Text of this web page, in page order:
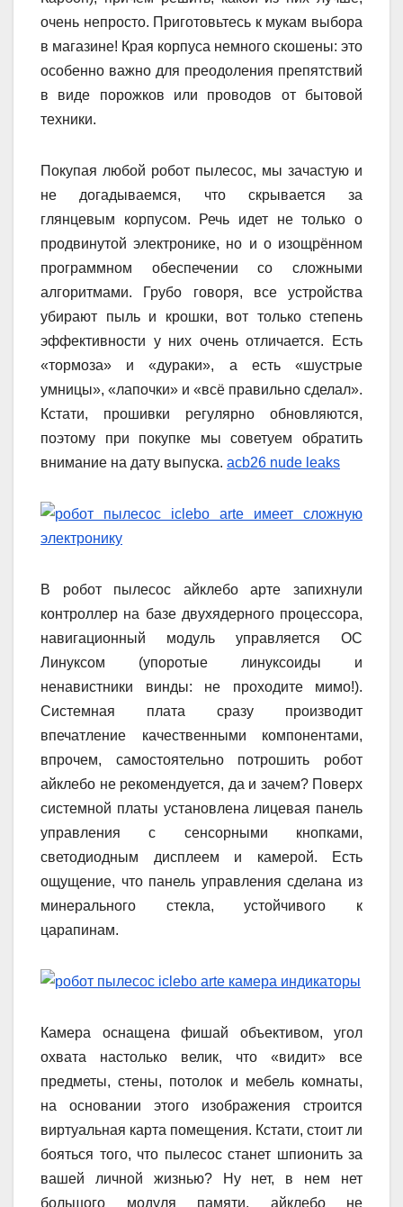
очень непросто. Приготовьтесь к мукам выбора
в магазине! Края корпуса немного скошены: это
особенно важно для преодоления препятствий
в виде порожков или проводов от бытовой
техники.
Покупая любой робот пылесос, мы зачастую и
не догадываемся, что скрывается за
глянцевым корпусом. Речь идет не только о
продвинутой электронике, но и о изощрённом
программном обеспечении со сложными
алгоритмами. Грубо говоря, все устройства
убирают пыль и крошки, вот только степень
эффективности у них очень отличается. Есть
«тормоза» и «дураки», а есть «шустрые
умницы», «лапочки» и «всё правильно сделал».
Кстати, прошивки регулярно обновляются,
поэтому при покупке мы советуем обратить
внимание на дату выпуска. acb26 nude leaks
В робот пылесос айклебо арте запихнули
контроллер на базе двухядерного процессора,
навигационный модуль управляется ОС
Линуксом (упоротые линуксоиды и
ненавистники винды: не проходите мимо!).
Системная плата сразу производит
впечатление качественными компонентами,
впрочем, самостоятельно потрошить робот
айклебо не рекомендуется, да и зачем? Поверх
системной платы установлена лицевая панель
управления с сенсорными кнопками,
светодиодным дисплеем и камерой. Есть
ощущение, что панель управления сделана из
минерального стекла, устойчивого к
царапинам.
Камера оснащена фишай объективом, угол
охвата настолько велик, что «видит» все
предметы, стены, потолок и мебель комнаты,
на основании этого изображения строится
виртуальная карта помещения. Кстати, стоит ли
бояться того, что пылесос станет шпионить за
вашей личной жизнью? Ну нет, в нем нет
большого модуля памяти, айклебо не